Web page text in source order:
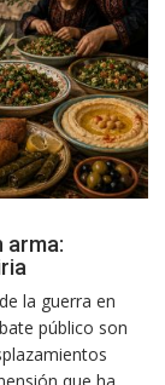
arma:
la guerra en
público son